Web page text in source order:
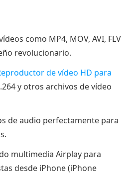
como MP4, MOV, AVI, FLV
revolucionario.
de vídeo HD para
y otros archivos de vídeo
de audio perfectamente para
multimedia Airplay para
desde iPhone (iPhone